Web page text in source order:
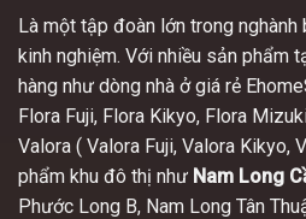
Là một tập đoàn lớn trong
kinh nghiệm. Với nhiều sản phẩm
hàng như dòng nhà ở giá rẻ
Flora Fuji, Flora Kikyo, Flora
Valora ( Valora Fuji, Valora Kikyo,
phẩm khu đô thị như Nam Long
Phước Long B, Nam Long Tân